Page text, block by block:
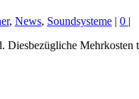
, News, Soundsysteme| 0 |
Diesbezügliche Mehrkosten